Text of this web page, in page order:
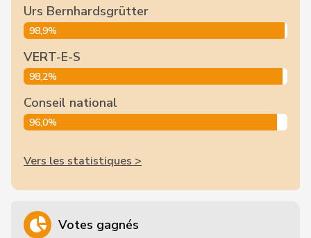
Urs Bernhardsgrütter
98,9%
VERT-E-S
98,2%
Conseil national
96,0%
Vers les statistiques >
Votes gagnés